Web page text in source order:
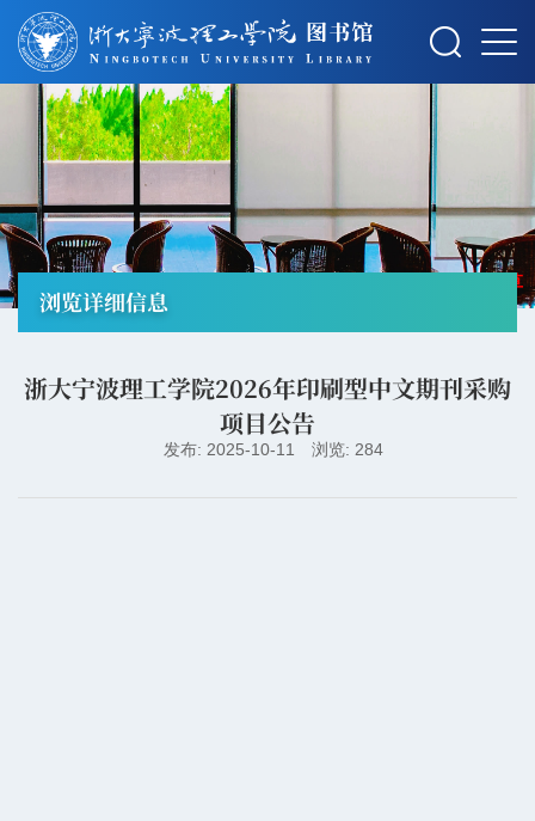
摄影：秋草
浏览详细信息
浙大宁波理工学院2026年印刷型中文期刊采购
项目公告
发布: 2025-10-11 浏览: 284